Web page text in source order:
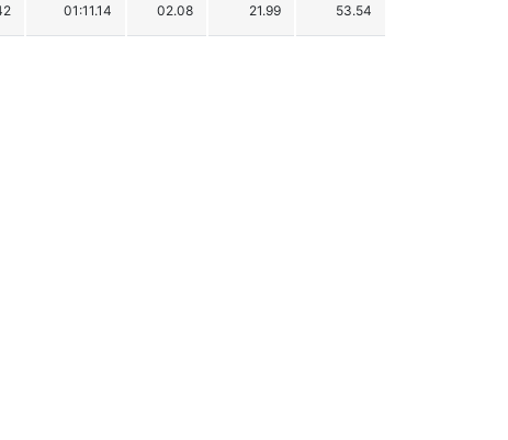
01:11.14 02.08 21.99 53.54